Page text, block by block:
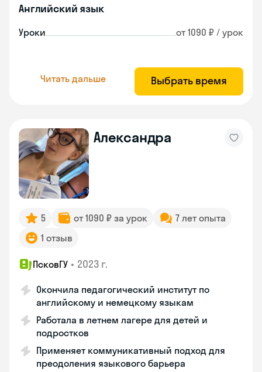
Английский язык
Уроки от 1090 ₽ / урок
Читать дальше Выбрать время
Александра
5 от 1090 ₽ за урок
7 лет опыта
1 отзыв
ПсковГУ • 2023 г.
Окончила педагогический институт по
английскому и немецкому языкам
Работала в летнем лагере для детей и
подростков
Применяет коммуникативный подход для
преодоления языкового барьера